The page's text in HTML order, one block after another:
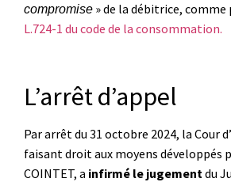
compromise » de la débitrice, comme
L.724-1 du code de la consommation.
L’arrêt d’appel
Par arrêt du 31 octobre 2024, la Cour
faisant droit aux moyens développés
COINTET, a infirmé le jugement du